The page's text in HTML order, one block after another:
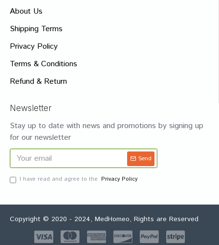
About Us
Shipping Terms
Privacy Policy
Terms & Conditions
Refund & Return
Newsletter
Stay up to date with news and promotions by signing up
for our newsletter
Send
I have read and agree to the Privacy Policy
Copyright © 2020 - 2024, MedHomeo, Rights are Reserved